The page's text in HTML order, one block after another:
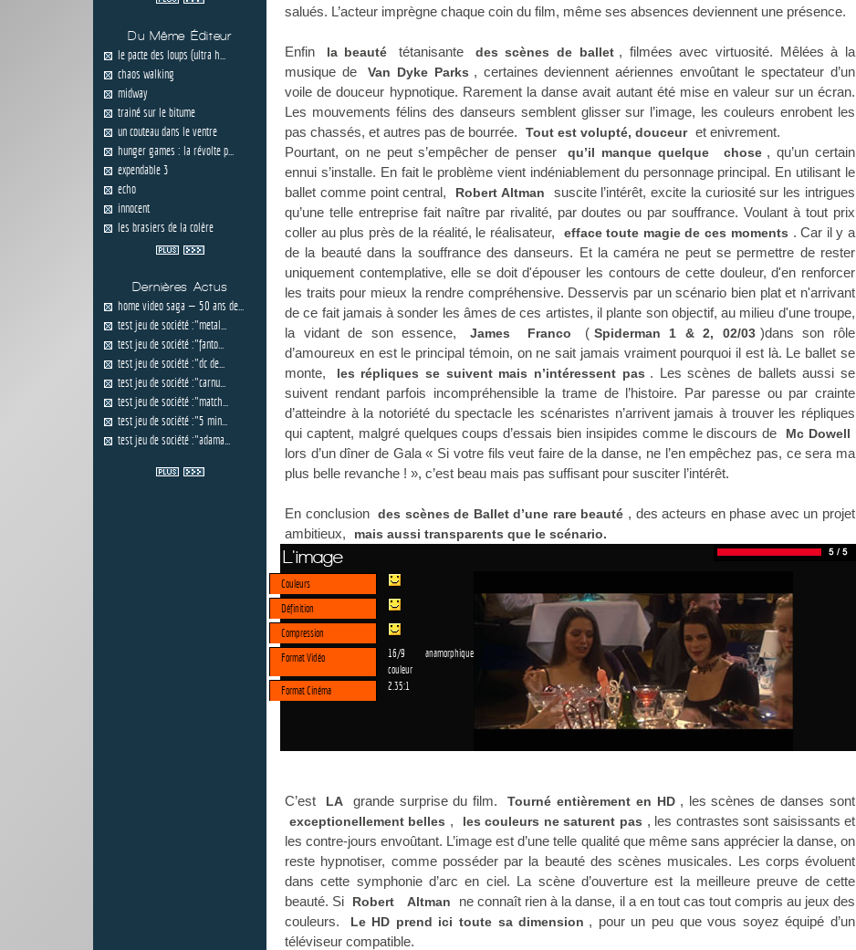
Du Même Éditeur
le pacte des loups (ultra h...
chaos walking
midway
trainé sur le bitume
un couteau dans le ventre
hunger games : la révolte p...
expendable 3
echo
innocent
les brasiers de la colère
Dernières Actus
home video saga — 50 ans de...
test jeu de société :"metal...
test jeu de société :"fanto...
test jeu de société :"dc de...
test jeu de société :"carnu...
test jeu de société :"match...
test jeu de société :"5 min...
test jeu de société :"adama...
salués. L’acteur imprègne chaque coin du film, même ses absences deviennent une présence.
Enfin la beauté tétanisante des scènes de ballet , filmées avec virtuosité. Mêlées à la
musique de
Van Dyke Parks , certaines deviennent aériennes envoûtant le spectateur d’un
voile de douceur hypnotique. Rarement la danse avait autant été mise en valeur sur un écran.
Les mouvements félins des danseurs semblent glisser sur l’image, les couleurs enrobent les
pas chassés, et autres pas de bourrée.
Tout est volupté, douceur et enivrement.
Pourtant, on ne peut s’empêcher de penser
qu’il manque quelque chose , qu’un certain
ennui s’installe. En fait le problème vient indéniablement du personnage principal. En utilisant le
ballet comme point central,
Robert Altman
suscite l’intérêt, excite la curiosité sur les intrigues
qu’une telle entreprise fait naître par rivalité, par doutes ou par souffrance. Voulant à tout prix
coller au plus près de la réalité, le réalisateur,
efface toute magie de ces moments . Car il y a
de la beauté dans la souffrance des danseurs. Et la caméra ne peut se permettre de rester
uniquement contemplative, elle se doit d'épouser les contours de cette douleur, d'en renforcer
les traits pour mieux la rendre compréhensive. Desservis par un scénario bien plat et n'arrivant
de ce fait jamais à sonder les âmes de ces artistes, il plante son objectif, au milieu d'une troupe,
la vidant de son essence,
James Franco ( Spiderman 1 & 2, 02/03 )dans son rôle
d’amoureux en est le principal témoin, on ne sait jamais vraiment pourquoi il est là. Le ballet se
monte,
les répliques se suivent mais n’intéressent pas . Les scènes de ballets aussi se
suivent rendant parfois incompréhensible la trame de l’histoire. Par paresse ou par crainte
d’atteindre à la notoriété du spectacle les scénaristes n’arrivent jamais à trouver les répliques
qui captent, malgré quelques coups d’essais bien insipides comme le discours de
Mc Dowell
lors d’un dîner de Gala « Si votre fils veut faire de la danse, ne l’en empêchez pas, ce sera ma
plus belle revanche ! », c’est beau mais pas suffisant pour susciter l’intérêt.
En conclusion des scènes de Ballet d’une rare beauté , des acteurs en phase avec un projet
ambitieux,
mais aussi transparents que le scénario.
L'image
Couleurs
Définition
Compression
Format Vidéo
16/9 anamorphique
couleur
Format Cinéma
2.35:1
C’est LA grande surprise du film. Tourné entièrement en HD , les scènes de danses sont
exceptionellement belles , les couleurs ne saturent pas , les contrastes sont saisissants et
les contre-jours envoûtant. L’image est d’une telle qualité que même sans apprécier la danse, on
reste hypnotiser, comme posséder par la beauté des scènes musicales. Les corps évoluent
dans cette symphonie d’arc en ciel. La scène d’ouverture est la meilleure preuve de cette
beauté. Si
Robert Altman
ne connaît rien à la danse, il a en tout cas tout compris au jeux des
couleurs.
Le HD prend ici toute sa dimension , pour un peu que vous soyez équipé d’un
téléviseur compatible.